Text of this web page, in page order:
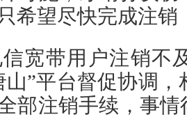
希望尽快完成注
宽带用户注销不
山”平台督促协调
部注销手续，事